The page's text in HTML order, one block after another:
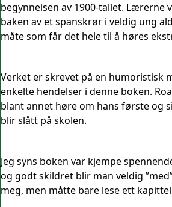
begynnelsen av 1900-tallet. Lærerne
baken av et spanskrør i veldig ung
måte som får det hele til å høres
Verket er skrevet på en humoristisk
enkelte hendelser i denne boken.
blant annet høre om hans første og
blir slått på skolen.
Jeg syns boken var kjempe
og godt skildret blir man veldig
meg, men måtte bare lese ett